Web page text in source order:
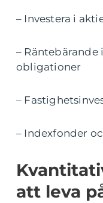
– Investera i
– Räntebärande
obligationer
–
– Indexfonder
att leva